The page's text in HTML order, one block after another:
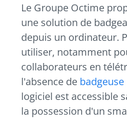
Le Groupe Octime
une solution de
depuis un ordinateur.
utiliser, notamment
collaborateurs en
l'absence de badgeuse
logiciel est accessible
la possession d'un